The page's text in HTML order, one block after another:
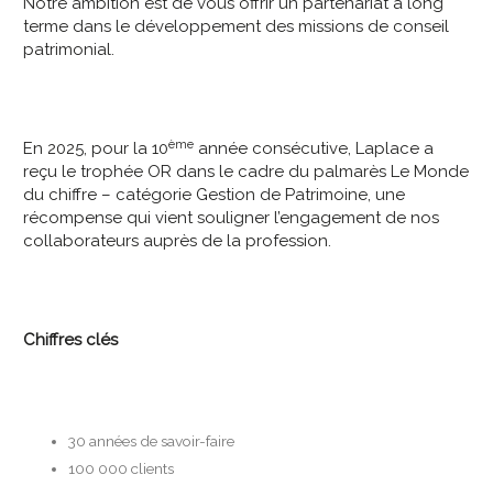
terme dans le développement des missions de conseil
patrimonial.
En 2025, pour la 10ème année consécutive, Laplace a
reçu le trophée OR dans le cadre du palmarès Le Monde
du chiffre – catégorie Gestion de Patrimoine, une
récompense qui vient souligner l’engagement de nos
collaborateurs auprès de la profession.
Chiffres clés
30 années de savoir-faire
100 000 clients